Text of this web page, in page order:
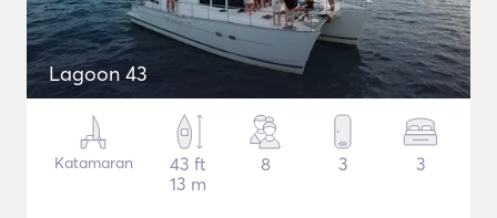
Lagoon 43
Katamaran
43 ft
13 m
8 3 3